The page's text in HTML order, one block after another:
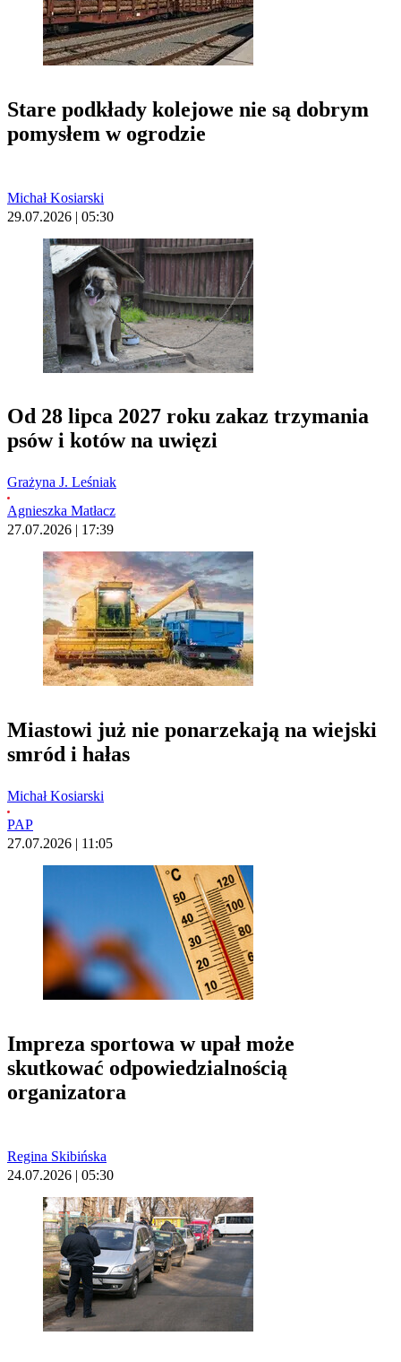
Stare podkłady kolejowe nie są dobrym
pomysłem w ogrodzie
Michał Kosiarski
29.07.2026 | 05:30
Od 28 lipca 2027 roku zakaz trzymania
psów i kotów na uwięzi
Grażyna J. Leśniak
Agnieszka Matłacz
27.07.2026 | 17:39
Miastowi już nie ponarzekają na wiejski
smród i hałas
Michał Kosiarski
PAP
27.07.2026 | 11:05
Impreza sportowa w upał może
skutkować odpowiedzialnością
organizatora
Regina Skibińska
24.07.2026 | 05:30